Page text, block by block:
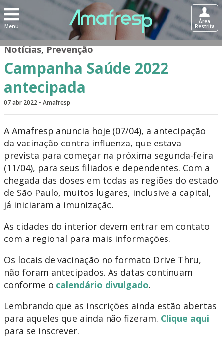
Menu
Área
Restrita
Notícias,Prevenção
Campanha Saúde 2022
antecipada
07 abr 2022 • Amafresp
A Amafresp anuncia hoje (07/04), a antecipação
da vacinação contra influenza, que estava
prevista para começar na próxima segunda-feira
(11/04), para seus filiados e dependentes. Com a
chegada das doses em todas as regiões do estado
de São Paulo, muitos lugares, inclusive a capital,
já iniciaram a imunização.
As cidades do interior devem entrar em contato
com a regional para mais informações.
Os locais de vacinação no formato Drive Thru,
não foram antecipados. As datas continuam
conforme o calendário divulgado.
Lembrando que as inscrições ainda estão abertas
para aqueles que ainda não fizeram. Clique aqui
para se inscrever.